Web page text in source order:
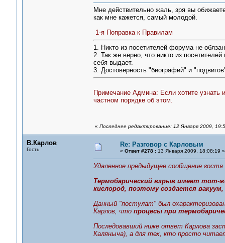
Мне действительно жаль, зря вы
как мне кажется, самый молодой.
1-я Поправка к Правилам
1. Никто из посетителей форума не
2. Так же верно, что никто из
себя выдает.
3. Достоверность "биографий" и
Примечание Админа: Если хотите узнать
частном порядке об этом.
« Последнее редактирование: 12 Января 2009,
В.Карлов
Гость
Re: Разговор с Карловым
« Ответ #278 :13 Января 2009, 18:08:19 »
Удаленное предыдущее сообщение
Термобарический взрыв имеет тот-
кислород, поэтому создается
Данный "постулат" был
Карлов, что процесы при
Последовавший ниже ответ Карлова
Каляныча), а для тех, кто просто